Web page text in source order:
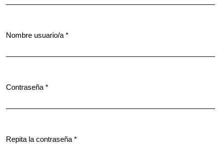
Nombre usuario/a *
Contraseña *
Repita la contraseña *